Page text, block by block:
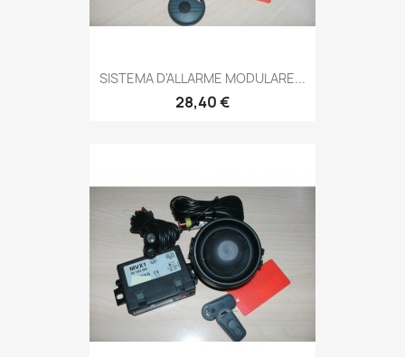
SISTEMA D'ALLARME MODULARE...
28,40 €